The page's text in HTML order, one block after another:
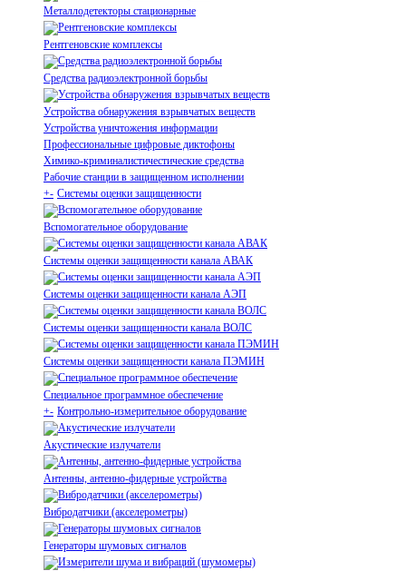
Металлодетекторы стационарные
Рентгеновские комплексы
Средства радиоэлектронной борьбы
Устройства обнаружения взрывчатых веществ
Устройства уничтожения информации
Профессиональные цифровые диктофоны
Химико-криминалистичестические средства
Рабочие станции в защищенном исполнении
+- Системы оценки защищенности
Вспомогательное оборудование
Системы оценки защищенности канала АВАК
Системы оценки защищенности канала АЭП
Системы оценки защищенности канала ВОЛС
Системы оценки защищенности канала ПЭМИН
Специальное программное обеспечение
+- Контрольно-измерительное оборудование
Акустические излучатели
Антенны, антенно-фидерные устройства
Вибродатчики (акселерометры)
Генераторы шумовых сигналов